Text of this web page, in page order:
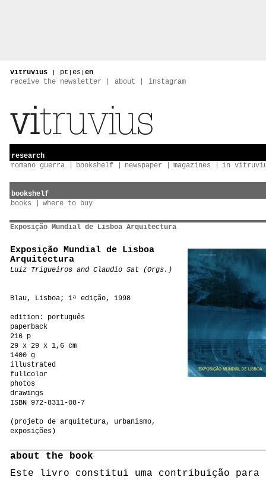
vitruvius | pt | es | en
receive the newsletter
about instagram
research
romano guerra
bookshelf newspaper magazines in
bookshelf
books
where to buy
Exposição Mundial de Lisboa Arquitectura
Exposição Mundial de Lisboa
Arquitectura
Luiz Trigueiros and Claudio Sat (Orgs.)
Blau, Lisboa; 1ª edição, 1998
edition: português
paperback
216 p
29 x 29 x 1,6 cm
1400 g
illustrated
fullcolor
photos
drawings
ISBN 972-8311-08-7
(projeto de arquitetura, urbanismo,
exposições)
about the book
Este livro constitui uma contribuição para